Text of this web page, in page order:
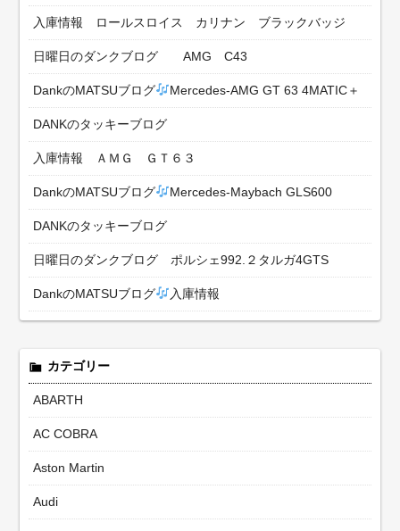
入庫情報 ロールスロイス カリナン ブラックバッジ
日曜日のダンクブログ AMG C43
DankのMATSUブログ Mercedes-AMG GT 63 4MATIC＋
DANKのタッキーブログ
入庫情報 ＡＭＧ ＧＴ６３
DankのMATSUブログ Mercedes-Maybach GLS600
DANKのタッキーブログ
日曜日のダンクブログ ポルシェ992.２タルガ4GTS
DankのMATSUブログ 入庫情報
カテゴリー
ABARTH
AC COBRA
Aston Martin
Audi